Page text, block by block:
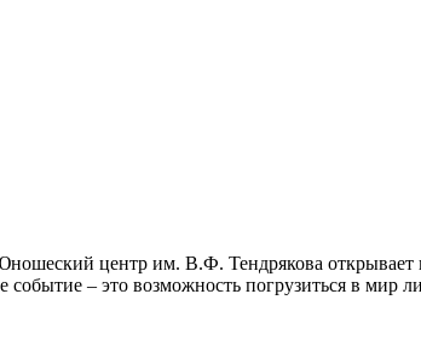
центр им. В.Ф. Тендрякова
событие – это возможность погрузиться в мир